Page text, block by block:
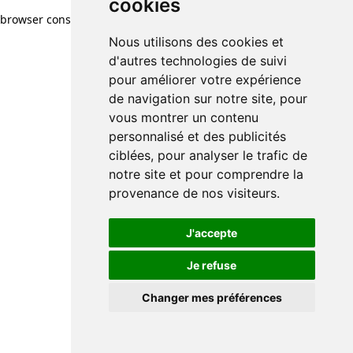
cookies
Nous utilisons des cookies et
d'autres technologies de suivi
pour améliorer votre expérience
de navigation sur notre site, pour
vous montrer un contenu
personnalisé et des publicités
ciblées, pour analyser le trafic de
notre site et pour comprendre la
provenance de nos visiteurs.
J'accepte
Je refuse
Changer mes préférences
browser console for more information)